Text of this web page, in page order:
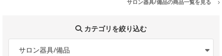
サロン器具/備品の商品一覧を見る
カテゴリを絞り込む
サロン器具/備品